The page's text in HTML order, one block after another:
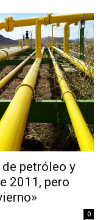
petróleo y
2011, pero
0